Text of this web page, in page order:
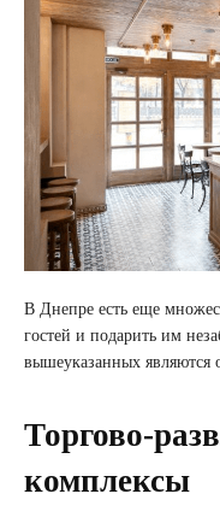
В Днепре есть еще
гостей и подарить им
вышеуказанных являются
Торгово-
комплексы